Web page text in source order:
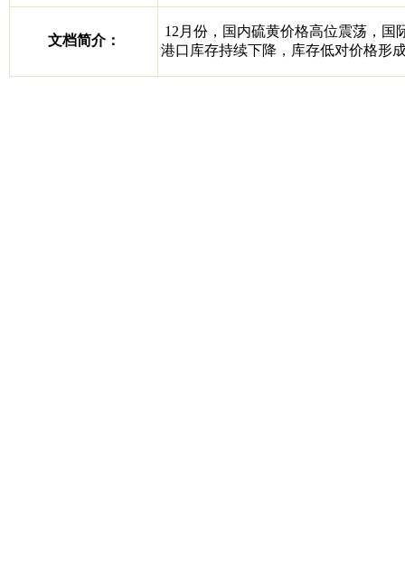
文档简介：
12月份，国内硫黄价格高位震荡，
港口库存持续下降，库存低对价格形